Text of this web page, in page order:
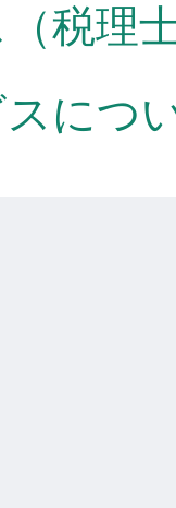
（税理
につ